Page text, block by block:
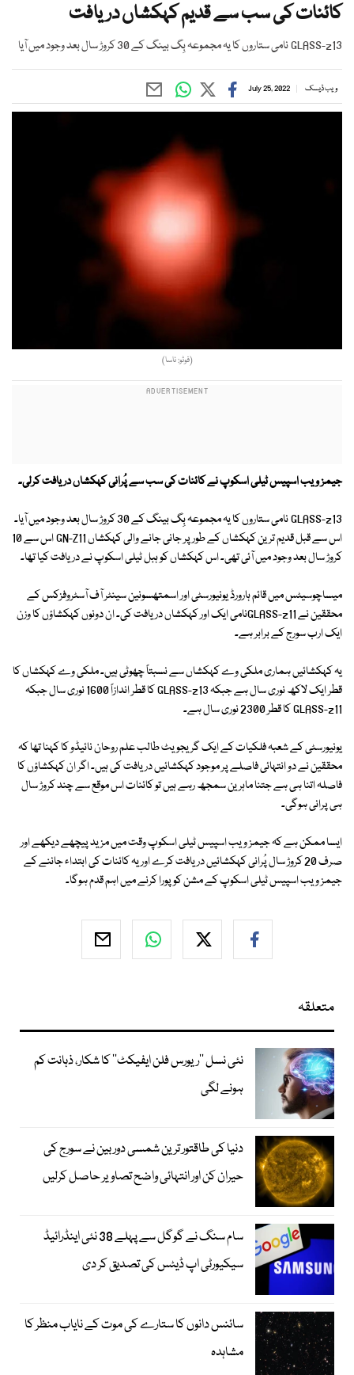
کائنات کی سب سے قدیم کہکشاں دریافت
GLASS-z13 نامی ستاروں کا یہ مجموعہ بِگ بینگ کے 30 کروڑ سال بعد وجود میں آیا
ویب ڈیسک July 25, 2022
(فوٹو: ناسا)
جیمز ویب اسپیس ٹیلی اسکوپ نے کائنات کی سب سے پُرانی کہکشاں دریافت کرلی۔
GLASS-z13 نامی ستاروں کا یہ مجموعہ بِگ بینگ کے 30 کروڑ سال بعد وجود میں آیا۔
اس سے قبل قدیم ترین کہکشاں کے طور پر جانی جانے والی کہکشاں GN-Z11 اس سے 10
کروڑ سال بعد وجود میں آئی تھی۔ اس کہکشاں کو ہبل ٹیلی اسکوپ نے دریافت کیا تھا۔
میساچوسیٹس میں قائم ہارورڈ یونیورسٹی اور اسمتھسونین سینٹر آف آسٹروفزکس کے
محققین نے GLASS-z11نامی ایک اور کہکشاں دریافت کی۔ ان دونوں کہکشاؤں کا وزن
ایک ارب سورج کے برابر ہے۔
یہ کہکشائیں ہماری ملکی وے کہکشاں سے نسبتاً چھوٹی ہیں۔ ملکی وے کہکشاں کا
قطر ایک لاکھ نوری سال ہے جبکہ GLASS-z13 کا قطر اندازاً 1600 نوری سال جبکہ
GLASS-z11 کا قطر 2300 نوری سال ہے۔
یونیورسٹی کے شعبہ فلکیات کے ایک گریجویٹ طالب علم روحان نائیڈو کا کہنا تھا کہ
محققین نے دو انتہائی فاصلے پر موجود کہکشائیں دریافت کی ہیں۔ اگر ان کہکشاؤں کا
فاصلہ اتنا ہی ہے جتنا ماہرین سمجھ رہے ہیں تو کائنات اس موقع سے چند کروڑ سال
ہی پرانی ہوگی۔
ایسا ممکن ہے کہ جیمز ویب اسپیس ٹیلی اسکوپ وقت میں مزید پیچھے دیکھے اور
صرف 20 کروڑ سال پُرانی کہکشائیں دریافت کرے اور یہ کائنات کی ابتداء جاننے کے
جیمز ویب اسپیس ٹیلی اسکوپ کے مشن کو پورا کرنے میں اہم قدم ہوگا۔
متعلقہ
نئی نسل ’’ریورس فلن ایفیکٹ‘‘ کا شکار، ذہانت کم
ہونے لگی
دنیا کی طاقتور ترین شمسی دوربین نے سورج کی
حیران کن اور انتہائی واضح تصاویر حاصل کرلیں
سام سنگ نے گوگل سے پہلے 38 نئی اینڈرائیڈ
سیکیورٹی اپ ڈیٹس کی تصدیق کر دی
سائنس دانوں کا ستارے کی موت کے نایاب منظر کا
مشاہدہ